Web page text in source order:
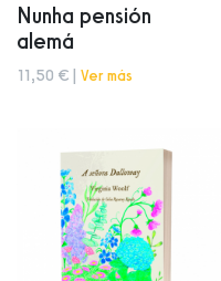
Nunha pensión
alemá
11,50 € | Ver más